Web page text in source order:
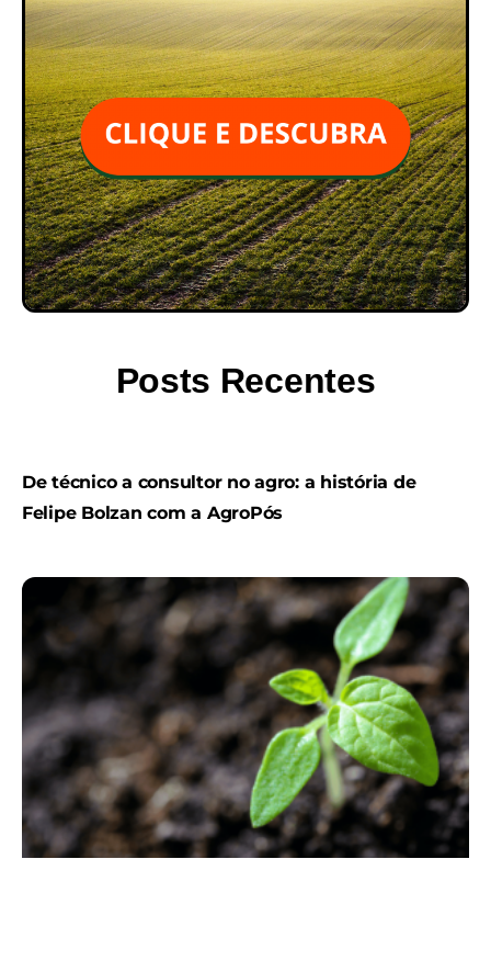
Posts Recentes
De técnico a consultor no agro: a história de
Felipe Bolzan com a AgroPós